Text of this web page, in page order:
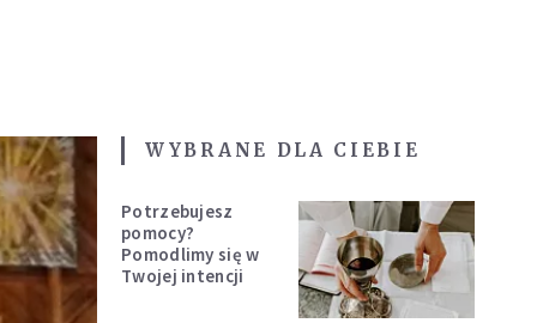
WYBRANE DLA CIEBIE
Potrzebujesz
pomocy?
Pomodlimy się w
Twojej intencji